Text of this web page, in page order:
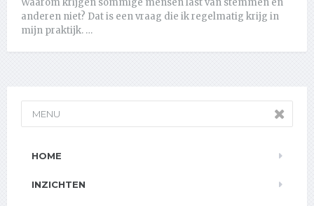
Waarom krijgen sommige mensen last van stemmen en
anderen niet? Dat is een vraag die ik regelmatig krijg in
mijn praktijk. …
MENU
HOME
INZICHTEN